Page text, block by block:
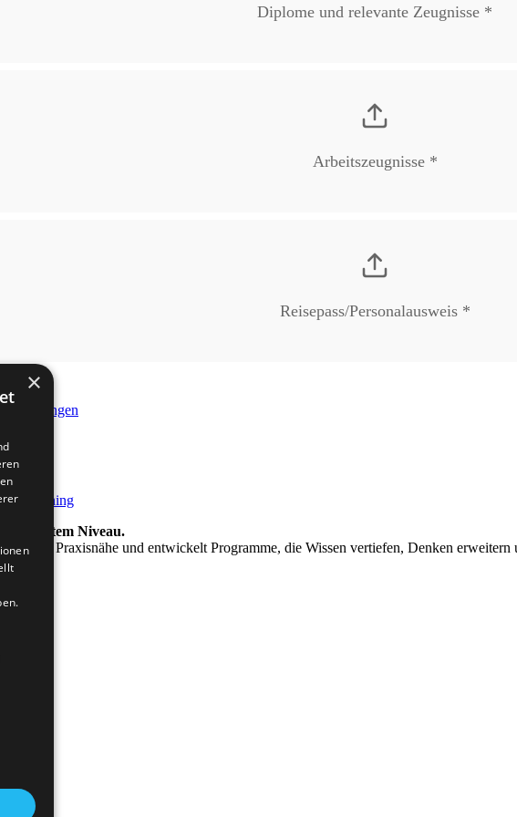
Diplome und relevante Zeugnisse *
Arbeitszeugnisse *
Reisepass/Personalausweis *
höchstem Niveau.
mit Praxisnähe und entwickelt Programme, die Wissen vertiefen, Denken erweitern
×